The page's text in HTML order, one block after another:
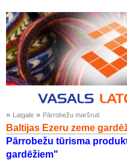
» Latgale » Pārrobežu maršruti
Baltijas Ezeru zeme
Pārrobežu tūrisma
gardēžiem"